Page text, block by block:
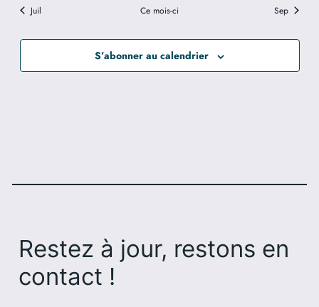
Juil Ce mois-ci Sep
S’abonner au calendrier
Restez à jour, restons en
contact !